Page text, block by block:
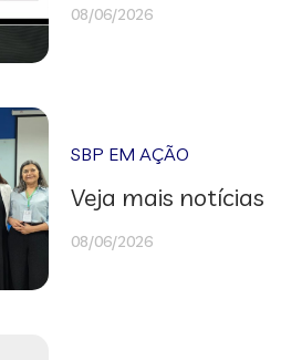
08/06/2026
SBP EM AÇÃO
Veja mais notícias
08/06/2026